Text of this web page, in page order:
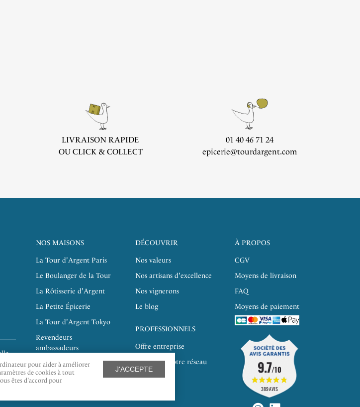
J'ACCEPTE
pour aider à améliorer
de cookies à tout
êtes d'accord pour
LIVRAISON RAPIDE
OU CLICK & COLLECT
01 40 46 71 24
epicerie@tourdargent.com
NOS MAISONS
La Tour d'Argent Paris
Le Boulanger de la Tour
La Rôtisserie d'Argent
La Petite Épicerie
La Tour d'Argent Tokyo
Revendeurs
ambassadeurs
Recrutement
DÉCOUVRIR
Nos valeurs
Nos artisans d'excellence
Nos vignerons
Le blog
PROFESSIONNELS
Offre entreprise
Rejoindre notre réseau
épicerie
À PROPOS
CGV
Moyens de livraison
FAQ
Moyens de paiement
9.7/10
389 AVIS